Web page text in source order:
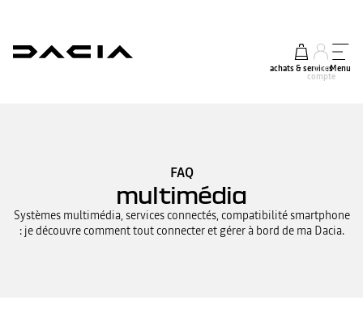
achats & services
mon
compte
Menu
FAQ
multimédia
Systèmes multimédia, services connectés, compatibilité smartphone
: je découvre comment tout connecter et gérer à bord de ma Dacia.